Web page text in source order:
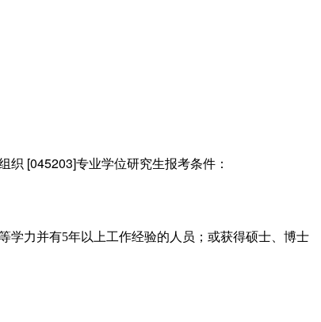
织 [045203]专业学位研究生报考条件：
学力并有5年以上工作经验的人员；或获得硕士
博士